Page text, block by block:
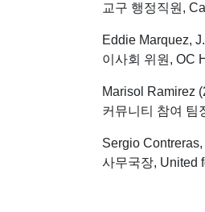
교구 행정직원,
Eddie Marquez,
이사회 위원, OC
Marisol Ramirez
커뮤니티 참여 팀
Sergio
사무국장, United